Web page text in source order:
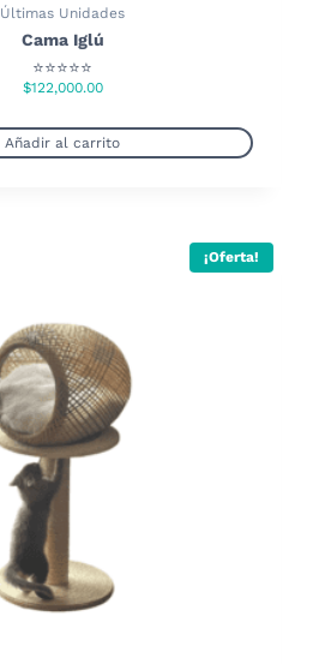
Últimas Unidades
Cama Iglú
⭐⭐⭐⭐⭐
$122,000.00
Añadir al carrito
¡Oferta!